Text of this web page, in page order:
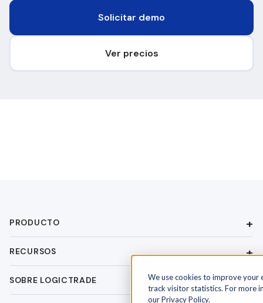
We use cookies to improve your
track visitor statistics. For more
our Privacy Policy.
Solicitar demo
Ver precios
PRODUCTO
RECURSOS
SOBRE LOGICTRADE